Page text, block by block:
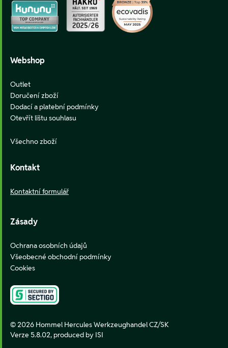
Webshop
Outlet
Doručení zboží
Dodací a platební podmínky
Otevřít lištu souhlasu
Všechno zboží
Kontakt
Kontaktní formulář
Zásady
Ochrana osobních údajů
Všeobecné obchodní podmínky
Cookies
© 2026 Hommel Hercules Werkzeughandel CZ/SK
Verze 5.8.02, produced by ISI